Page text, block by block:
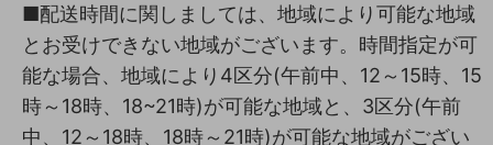
■配送時間に関しましては、地域により可能な地域
とお受けできない地域がございます。時間指定が可
能な場合、地域により4区分(午前中、12～15時、15
時～18時、18~21時)が可能な地域と、3区分(午前
中、12～18時、18時～21時)が可能な地域がござい